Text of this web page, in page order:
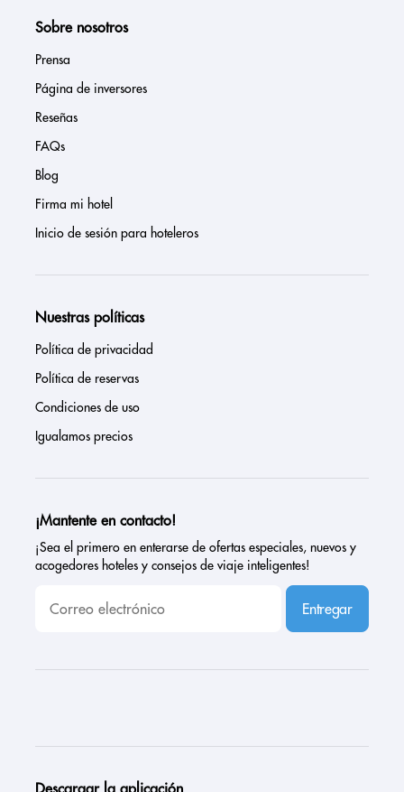
Sobre nosotros
Prensa
Página de inversores
Reseñas
FAQs
Blog
Firma mi hotel
Inicio de sesión para hoteleros
Nuestras políticas
Política de privacidad
Política de reservas
Condiciones de uso
Igualamos precios
¡Mantente en contacto!
¡Sea el primero en enterarse de ofertas especiales, nuevos y
acogedores hoteles y consejos de viaje inteligentes!
Entregar
Descargar la aplicación